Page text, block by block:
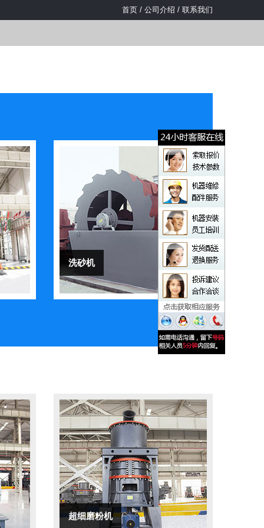
首页 / 公司介绍 / 联系我们
洗砂机
超细磨粉机